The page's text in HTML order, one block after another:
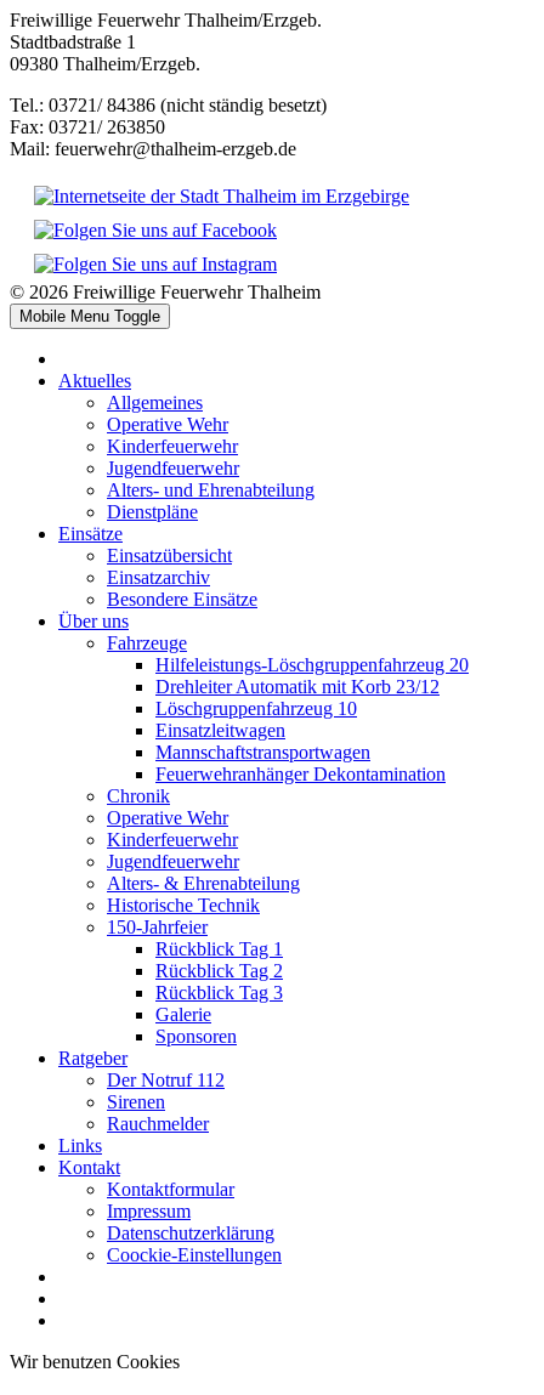
Freiwillige Feuerwehr Thalheim/Erzgeb.
Stadtbadstraße 1
09380 Thalheim/Erzgeb.
Tel.: 03721/ 84386 (nicht ständig besetzt)
Fax: 03721/ 263850
Mail: feuerwehr@thalheim-erzgeb.de
© 2026 Freiwillige Feuerwehr Thalheim
Mobile Menu Toggle
Aktuelles
Allgemeines
Operative Wehr
Kinderfeuerwehr
Jugendfeuerwehr
Alters- und Ehrenabteilung
Dienstpläne
Einsätze
Einsatzübersicht
Einsatzarchiv
Besondere Einsätze
Über uns
Fahrzeuge
Hilfeleistungs-Löschgruppenfahrzeug 20
Drehleiter Automatik mit Korb 23/12
Löschgruppenfahrzeug 10
Einsatzleitwagen
Mannschaftstransportwagen
Feuerwehranhänger Dekontamination
Chronik
Operative Wehr
Kinderfeuerwehr
Jugendfeuerwehr
Alters- & Ehrenabteilung
Historische Technik
150-Jahrfeier
Rückblick Tag 1
Rückblick Tag 2
Rückblick Tag 3
Galerie
Sponsoren
Ratgeber
Der Notruf 112
Sirenen
Rauchmelder
Links
Kontakt
Kontaktformular
Impressum
Datenschutzerklärung
Coockie-Einstellungen
Wir benutzen Cookies